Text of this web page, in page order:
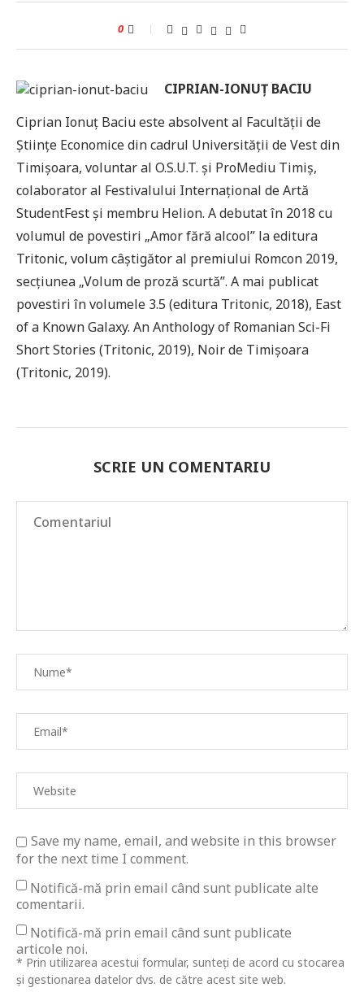
0
CIPRIAN-IONUȚ BACIU
Ciprian Ionuț Baciu este absolvent al Facultății de
Științe Economice din cadrul Universității de Vest din
Timișoara, voluntar al O.S.U.T. și ProMediu Timiș,
colaborator al Festivalului Internațional de Artă
StudentFest și membru Helion. A debutat în 2018 cu
volumul de povestiri „Amor fără alcool” la editura
Tritonic, volum câștigător al premiului Romcon 2019,
secțiunea „Volum de proză scurtă”. A mai publicat
povestiri în volumele 3.5 (editura Tritonic, 2018), East
of a Known Galaxy. An Anthology of Romanian Sci-Fi
Short Stories (Tritonic, 2019), Noir de Timișoara
(Tritonic, 2019).
SCRIE UN COMENTARIU
Save my name, email, and website in this browser
for the next time I comment.
Notifică-mă prin email când sunt publicate alte
comentarii.
Notifică-mă prin email când sunt publicate
articole noi.
* Prin utilizarea acestui formular, sunteți de acord cu stocarea
și gestionarea datelor dvs. de către acest site web.